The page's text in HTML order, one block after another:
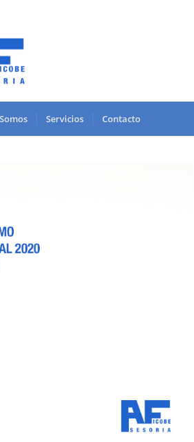
Servicios Contacto